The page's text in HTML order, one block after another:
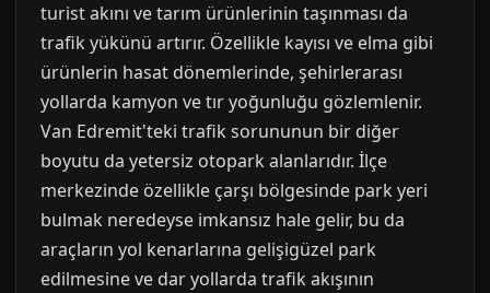
turist akını ve tarım ürünlerinin taşınması da
trafik yükünü artırır. Özellikle kayısı ve elma gibi
ürünlerin hasat dönemlerinde, şehirlerarası
yollarda kamyon ve tır yoğunluğu gözlemlenir.
Van Edremit'teki trafik sorununun bir diğer
boyutu da yetersiz otopark alanlarıdır. İlçe
merkezinde özellikle çarşı bölgesinde park yeri
bulmak neredeyse imkansız hale gelir, bu da
araçların yol kenarlarına gelişigüzel park
edilmesine ve dar yollarda trafik akışının